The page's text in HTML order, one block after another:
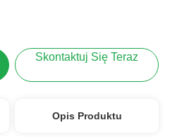
Skontaktuj Się Teraz
Opis Produktu